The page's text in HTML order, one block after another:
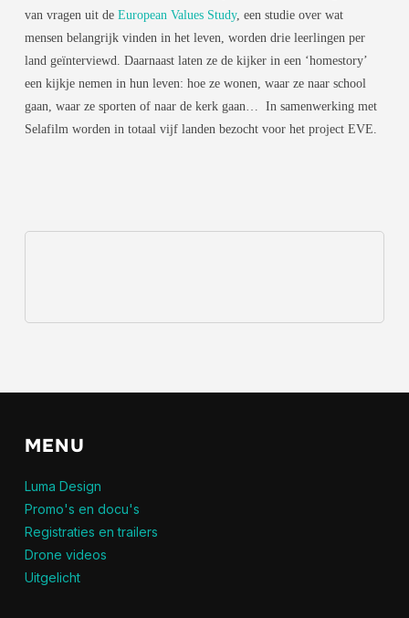
van vragen uit de European Values Study, een studie over wat
mensen belangrijk vinden in het leven, worden drie leerlingen per
land geïnterviewd. Daarnaast laten ze de kijker in een ‘homestory’
een kijkje nemen in hun leven: hoe ze wonen, waar ze naar school
gaan, waar ze sporten of naar de kerk gaan… In samenwerking met
Selafilm worden in totaal vijf landen bezocht voor het project EVE.
MENU
Luma Design
Promo's en docu's
Registraties en trailers
Drone videos
Uitgelicht